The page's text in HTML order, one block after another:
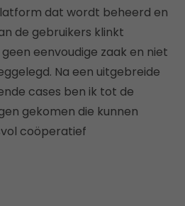
dat wordt beheerd en
de gebruikers klinkt
eenvoudige zaak en niet
Na een uitgebreide
cases ben ik tot de
gekomen die kunnen
coöperatief